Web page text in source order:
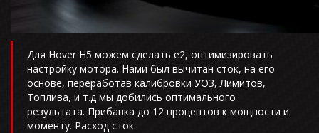
Для Hover H5 можем сделать е2, оптимизировать
настройку мотора. Нами был вычитан сток, на его
основе, переработав калибровки УОЗ, Лимитов,
Топлива, и т.д мы добились оптимального
результата. Прибавка до 12 процентов к мощности и
моменту. Расход сток.